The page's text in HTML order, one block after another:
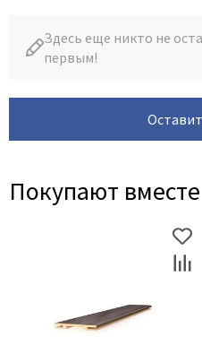
Здесь еще никто не
первым!
Покупают вместе